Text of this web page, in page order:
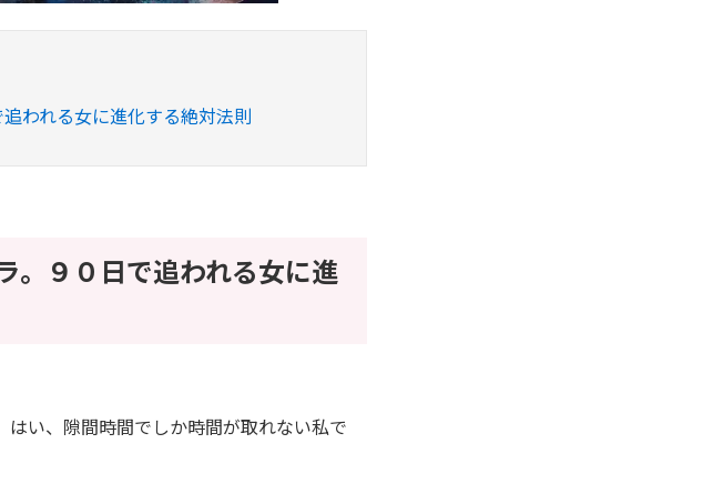
われる女に進化する絶対法則
。９０日で追われる女に進
い、隙間時間でしか時間が取れない私で